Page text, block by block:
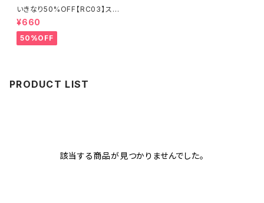
いきなり50%OFF【RC03】スポ
ンサーステッカーB 2024
¥660
50%OFF
PRODUCT LIST
該当する商品が見つかりませんでした。